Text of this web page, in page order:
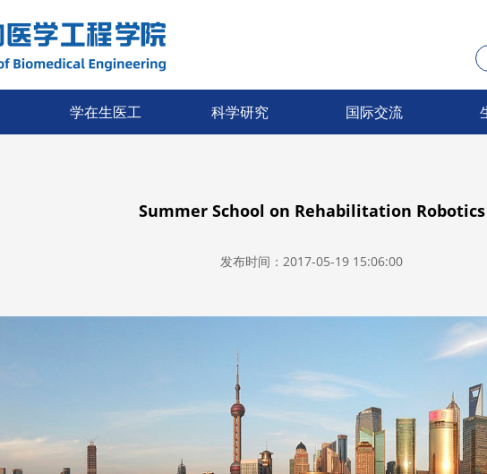
学在生医工 科学研究 国际交流
Summer School on Rehabilitation Robotics
发布时间：2017-05-19 15:06:00